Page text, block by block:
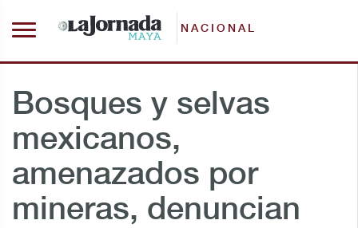
NACIONAL
Bosques y selvas
mexicanos,
amenazados por
mineras, denuncian